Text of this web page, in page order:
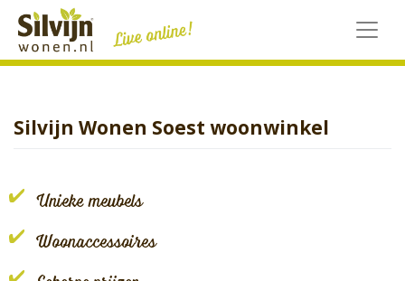
Skip
content
Silvijn Wonen Soest woonwinkel
Unieke meubels
Woonaccessoires